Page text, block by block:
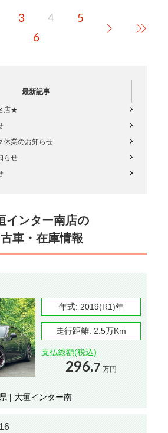
り！走りもいきなり新次元！燃
費も良し！当店一押しの１台と
3 4
5
6
最新記事
店★
休業のお知らせ
らせ
インター南店の
車・在庫情報
年式: 2019(R1)年
走行距離: 2.5万Km
支払総額(税込)
296.7 万円
| 大垣インター南